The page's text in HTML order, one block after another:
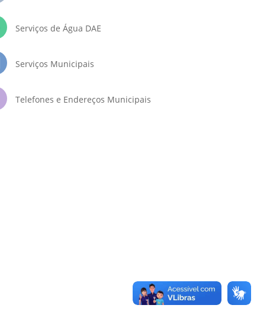
Serviços de Água DAE
Serviços Municipais
Telefones e Endereços Municipais